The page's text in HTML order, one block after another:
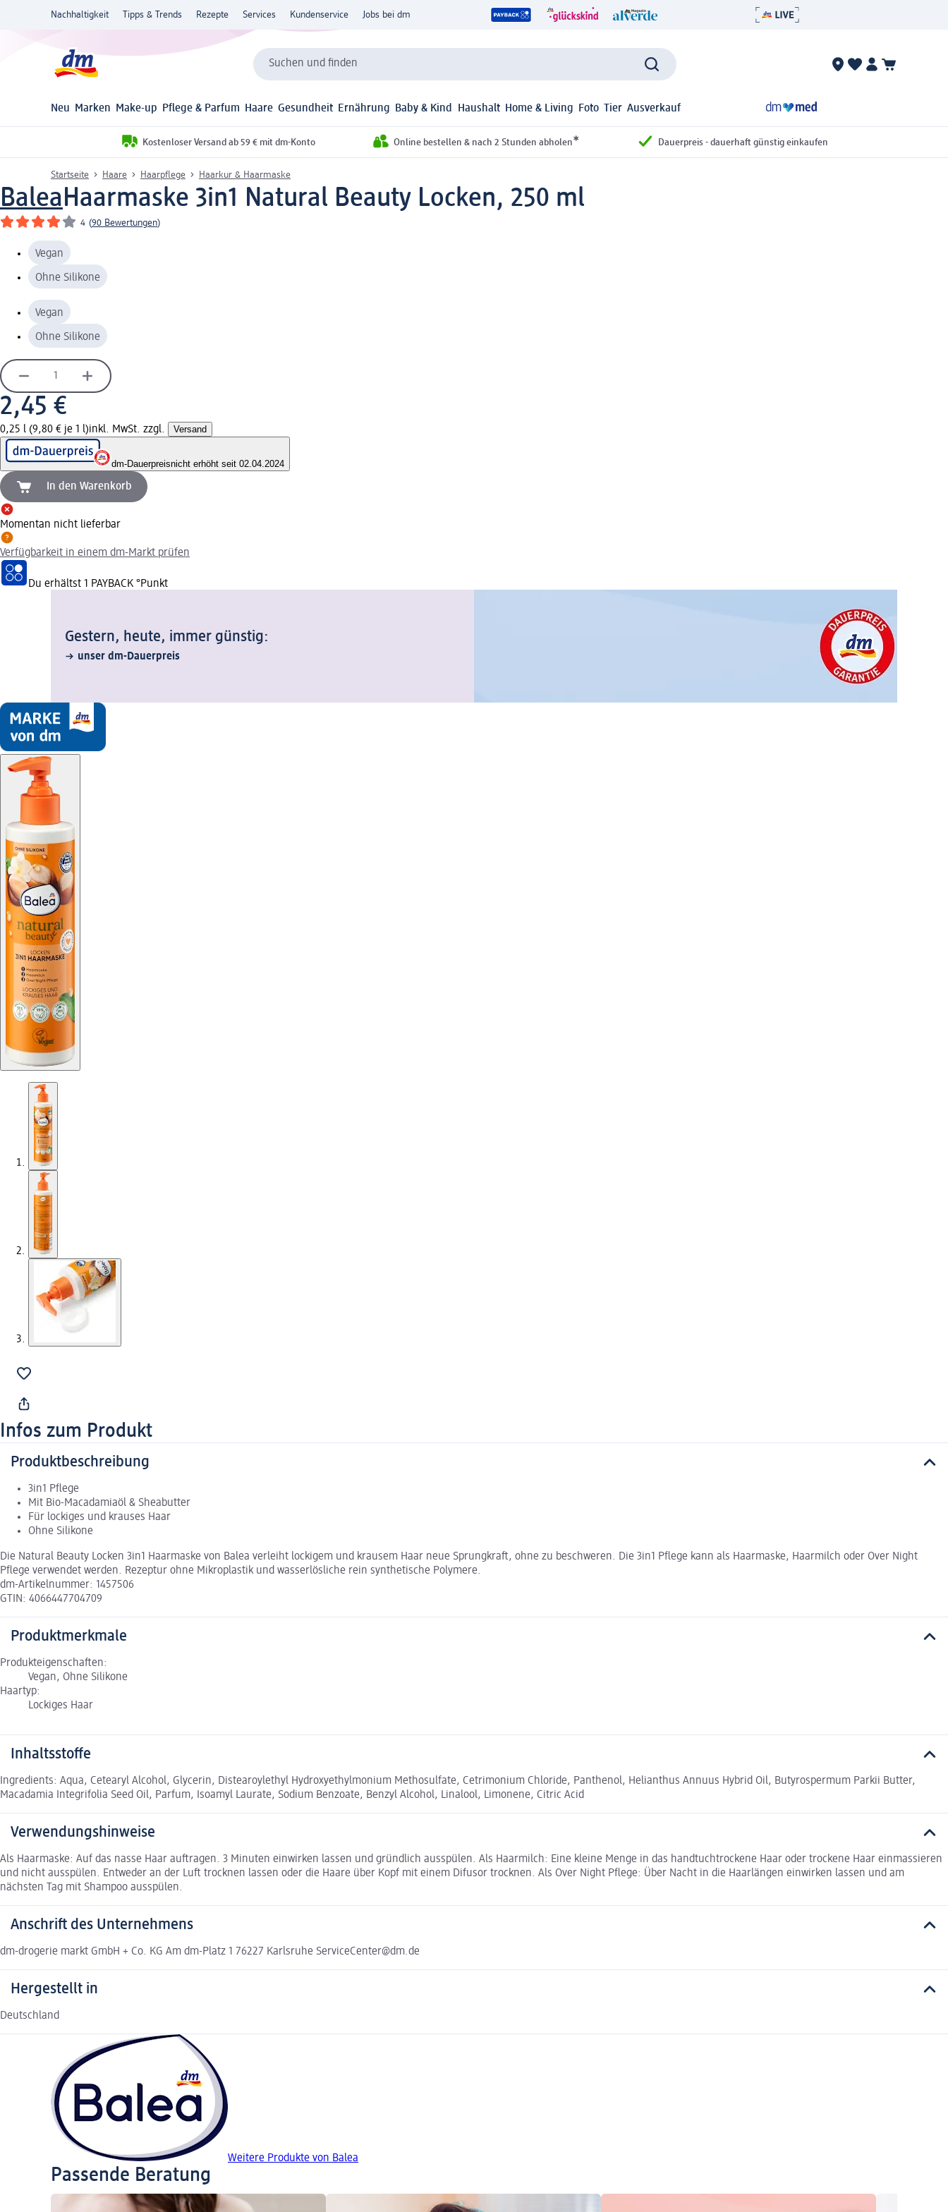
Nachhaltigkeit Tipps & Trends Rezepte Services Kundenservice Jobs bei dm
Suchen und finden
Neu Marken Make-up Pflege & Parfum Haare Gesundheit Ernährung Baby & Kind Haushalt Home & Living Foto Tier Ausverkauf
Kostenloser Versand ab 59 € mit dm-Konto Online bestellen & nach 2 Stunden abholen* Dauerpreis - dauerhaft günstig einkaufen
Startseite Haare Haarpflege Haarkur & Haarmaske
BaleaHaarmaske 3in1 Natural Beauty Locken, 250 ml
4 (90 Bewertungen)
Vegan
Ohne Silikone
Vegan
Ohne Silikone
2,45 €
0,25 l (9,80 € je 1 l)inkl. MwSt. zzgl. Versand
dm-Dauerpreisnicht erhöht seit 02.04.2024
In den Warenkorb
Momentan nicht lieferbar
Verfügbarkeit in einem dm-Markt prüfen
Du erhältst 1 PAYBACK °Punkt
Gestern, heute, immer günstig:
unser dm-Dauerpreis
Infos zum Produkt
Produktbeschreibung
3in1 Pflege
Mit Bio-Macadamiaöl & Sheabutter
Für lockiges und krauses Haar
Ohne Silikone
Die Natural Beauty Locken 3in1 Haarmaske von Balea verleiht lockigem und krausem Haar neue Sprungkraft, ohne zu beschweren. Die 3in1 Pflege kann als Haarmaske, Haarmilch oder Over Night
Pflege verwendet werden. Rezeptur ohne Mikroplastik und wasserlösliche rein synthetische Polymere.
dm-Artikelnummer: 1457506
GTIN: 4066447704709
Produktmerkmale
Produkteigenschaften:
Vegan, Ohne Silikone
Haartyp:
Lockiges Haar
Inhaltsstoffe
Ingredients: Aqua, Cetearyl Alcohol, Glycerin, Distearoylethyl Hydroxyethylmonium Methosulfate, Cetrimonium Chloride, Panthenol, Helianthus Annuus Hybrid Oil, Butyrospermum Parkii Butter,
Macadamia Integrifolia Seed Oil, Parfum, Isoamyl Laurate, Sodium Benzoate, Benzyl Alcohol, Linalool, Limonene, Citric Acid
Verwendungshinweise
Als Haarmaske: Auf das nasse Haar auftragen. 3 Minuten einwirken lassen und gründlich ausspülen. Als Haarmilch: Eine kleine Menge in das handtuchtrockene Haar oder trockene Haar einmassieren
und nicht ausspülen. Entweder an der Luft trocknen lassen oder die Haare über Kopf mit einem Difusor trocknen. Als Over Night Pflege: Über Nacht in die Haarlängen einwirken lassen und am
nächsten Tag mit Shampoo ausspülen.
Anschrift des Unternehmens
dm-drogerie markt GmbH + Co. KG Am dm-Platz 1 76227 Karlsruhe ServiceCenter@dm.de
Hergestellt in
Deutschland
Weitere Produkte von Balea
Passende Beratung